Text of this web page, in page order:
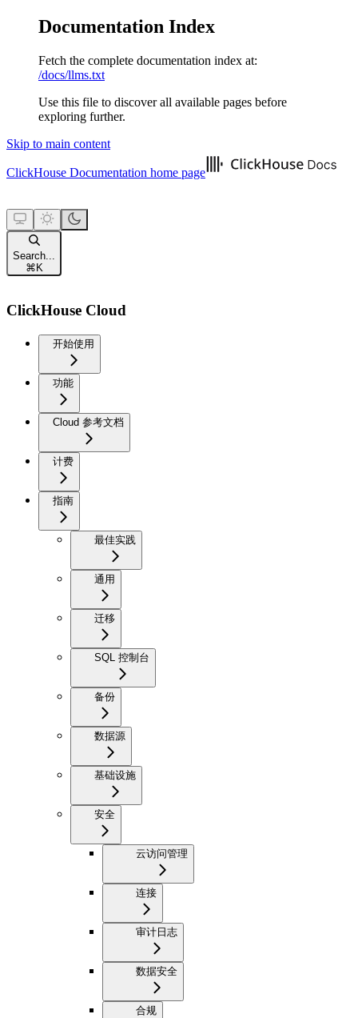
Documentation Index
Fetch the complete documentation index at:
/docs/llms.txt
Use this file to discover all available pages before
exploring further.
Skip to main content
ClickHouse Documentation home page
Search...
⌘ K
ClickHouse Cloud
开始使用
功能
Cloud 参考文档
计费
指南
最佳实践
通用
迁移
SQL 控制台
备份
数据源
基础设施
安全
云访问管理
连接
审计日志
数据安全
合规